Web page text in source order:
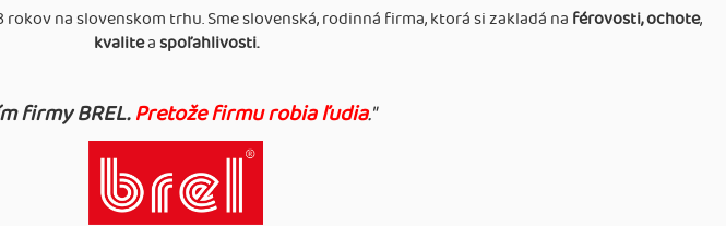
na slovenskom trhu. Sme slovenská, rodinná firma, ktorá si zakladá na férovosti,ochote,
kvaliteaspoľahlivosti.
firmy BREL. Pretože firmu robia ľudia."